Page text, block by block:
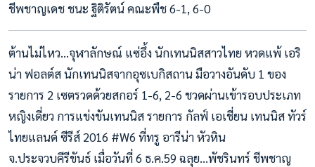
ชีพชาญเดช ชนะ ฐิติรัตน์ คณะพืช 6-1, 6-0
ต้านไม่ไหว…จุฬาลักษณ์ แซ่อึ้ง นักเทนนิสสาวไทย หวดแพ้ เอริ
น่า ฟอลต์ส นักเทนนิสจากอุซเบกิสถาน มือวางอันดับ 1 ของ
รายการ 2 เซตรวดด้วยสกอร์ 1-6, 2-6 ชวดผ่านเข้ารอบประเภท
หญิงเดี่ยว การแข่งขันเทนนิส รายการ กัลฟ์ เอเชี่ยน เทนนิส ทัวร์
ไทยแลนด์ ซีรีส์ 2016 #W6 ที่ทรู อารีน่า หัวหิน
จ.ประจวบคีรีขันธ์ เมื่อวันที่ 6 ธ.ค.59 ฉลุย…พัชรินทร์ ชีพชาญ